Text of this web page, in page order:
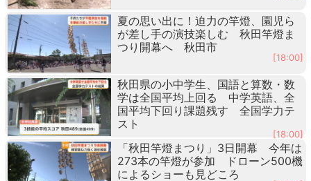
夏の思い出に！迫力の竿燈、園児ら
が差し手の演技楽しむ 秋田竿燈ま
つり開幕へ 秋田市
[18:00]
秋田県の小中学生、国語と算数・数
学は全国平均上回る 中学英語、全
国平均下回り課題残す 全国学力テ
スト
[18:00]
「秋田竿燈まつり」3日開幕 今年は
273本の竿燈が参加 ドローン500機
によるショーも見どころ